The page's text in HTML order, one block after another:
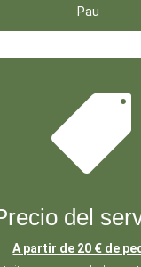
Pau

del
A partir de 20 € de